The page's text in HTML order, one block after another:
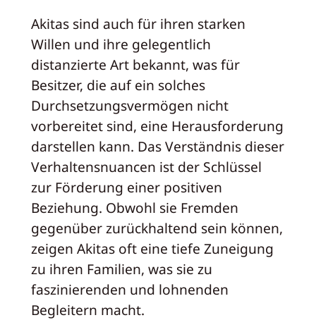
Akitas sind auch für ihren starken
Willen und ihre gelegentlich
distanzierte Art bekannt, was für
Besitzer, die auf ein solches
Durchsetzungsvermögen nicht
vorbereitet sind, eine Herausforderung
darstellen kann. Das Verständnis dieser
Verhaltensnuancen ist der Schlüssel
zur Förderung einer positiven
Beziehung. Obwohl sie Fremden
gegenüber zurückhaltend sein können,
zeigen Akitas oft eine tiefe Zuneigung
zu ihren Familien, was sie zu
faszinierenden und lohnenden
Begleitern macht.